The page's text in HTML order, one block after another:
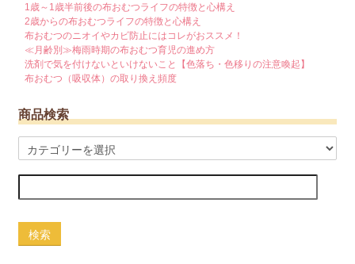
(2023/12/28) 〇kuccaショップ 年末年始のお知らせ〇
12/29～1/4は冬休みとさせていただき、発送・お問い合わせ業務は
お休みいたします。
1/5から順次対応させていただきます。ご注文はお休み中も随時受け
ます！！
(2023/8/01)
〇kuccaショップ夏休みのお知らせ〇
8/9～8/14は夏季休暇とさせていただき、発送・お問い合わせ業務は
受け付けておりますので、
どうぞよろしくお願いいたします。
1歳～1歳半前後の布おむつライフの特徴と心構え
2歳からの布おむつライフの特徴と心構え
布おむつのニオイやカビ防止にはコレがおススメ！
≪月齢別≫梅雨時期の布おむつ育児の進め方
洗剤で気を付けないといけないこと【色落ち・色移りの注意喚起】
布おむつ（吸収体）の取り換え頻度
商品検索
検索